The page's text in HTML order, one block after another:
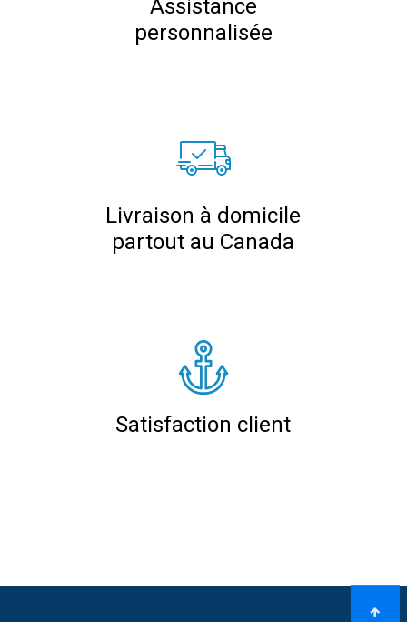
Assistance
personnalisée
Livraison à domicile
partout au Canada
Satisfaction client